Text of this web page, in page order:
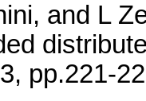
and L
pp.221-